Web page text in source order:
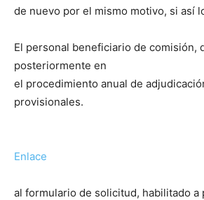
de nuevo por el mismo motivo, si así
El personal beneficiario de comisión,
posteriormente en
el procedimiento anual de
provisionales.
Enlace
al formulario de solicitud, habilitado